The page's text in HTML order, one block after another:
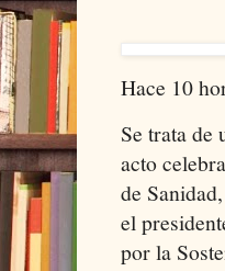
Hace 10
Se trata de
acto
de
el
por la